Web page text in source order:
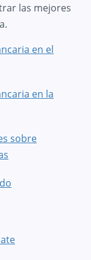
las mejores
en el
en la
sobre